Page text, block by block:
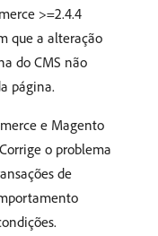
>=2.4.4
que a alteração
do CMS não
página.
e Magento
o problema
de